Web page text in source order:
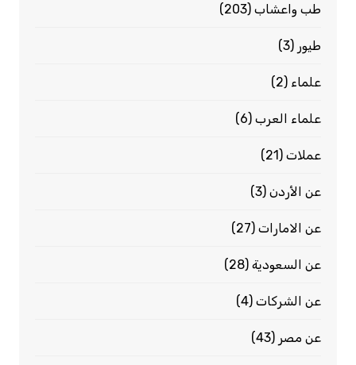
طب واعشاب(203)
طيور (3)
علماء (2)
علماء العرب(6)
عملات(21)
عن الأردن(3)
عن الامارات(27)
عن السعودية(28)
عن الشركات(4)
عن مصر (43)